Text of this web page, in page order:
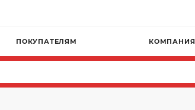
ПОКУПАТЕЛЯМ КОМПАНИЯ